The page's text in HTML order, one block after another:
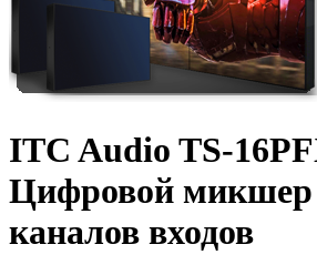
ITC Audio TS-
Цифровой микшер
каналов входов